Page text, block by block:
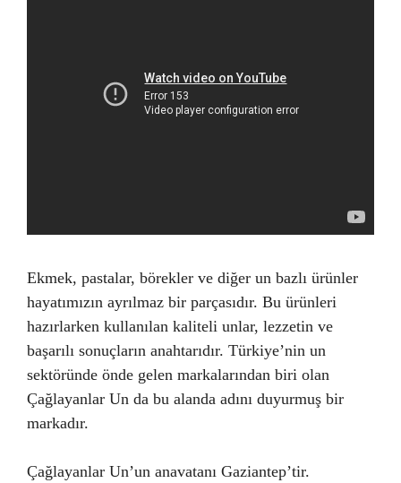
Ekmek, pastalar, börekler ve diğer un bazlı ürünler
hayatımızın ayrılmaz bir parçasıdır. Bu ürünleri
hazırlarken kullanılan kaliteli unlar, lezzetin ve
başarılı sonuçların anahtarıdır. Türkiye’nin un
sektöründe önde gelen markalarından biri olan
Çağlayanlar Un da bu alanda adını duyurmuş bir
markadır.
Çağlayanlar Un’un anavatanı Gaziantep’tir.